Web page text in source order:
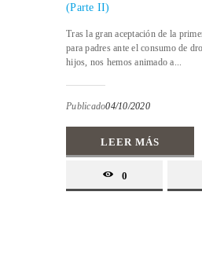
(Parte II)
Tras la gran aceptación de la
para padres ante el consumo de
hijos, nos hemos animado a...
Publicado04/10/2020
LEER MÁS
0